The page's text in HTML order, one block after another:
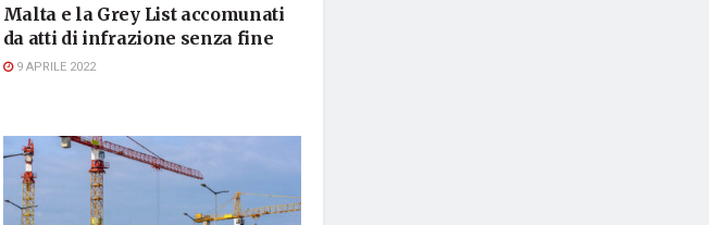
Malta e la Grey List accomunati
da atti di infrazione senza fine
9 APRILE 2022